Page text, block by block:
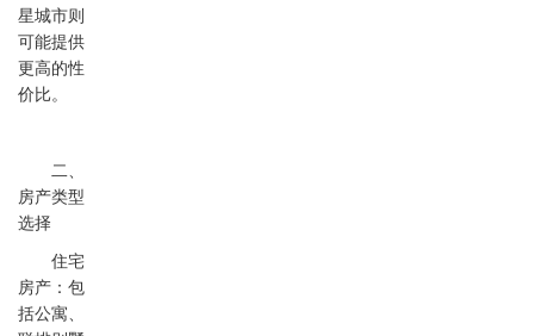
星城市则
可能提供
更高的性
价比。
二、
房产类型
选择
住宅
房产：包
括公寓、